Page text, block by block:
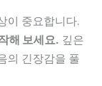
이 중요합니다.
해 보세요. 깊은
의 긴장감을 풀